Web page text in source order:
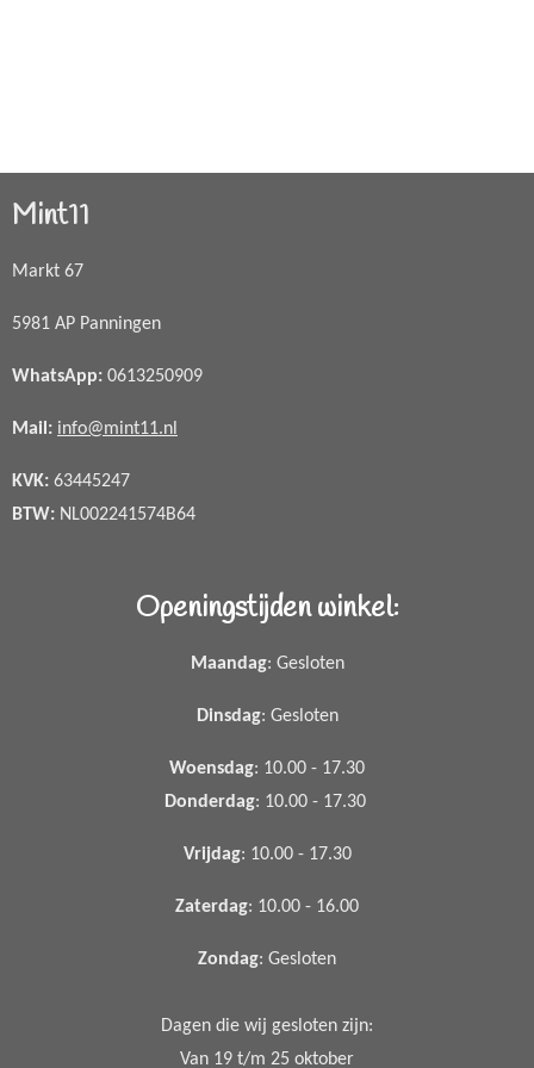
Mint11
Markt 67
5981 AP Panningen
WhatsApp: 0613250909
Mail: info@mint11.nl
KVK: 63445247
BTW: NL002241574B64
Openingstijden winkel:
Maandag: Gesloten
Dinsdag: Gesloten
Woensdag: 10.00 - 17.30
Donderdag: 10.00 - 17.30
Vrijdag: 10.00 - 17.30
Zaterdag: 10.00 - 16.00
Zondag: Gesloten
Dagen die wij gesloten zijn:
Van 19 t/m 25 oktober